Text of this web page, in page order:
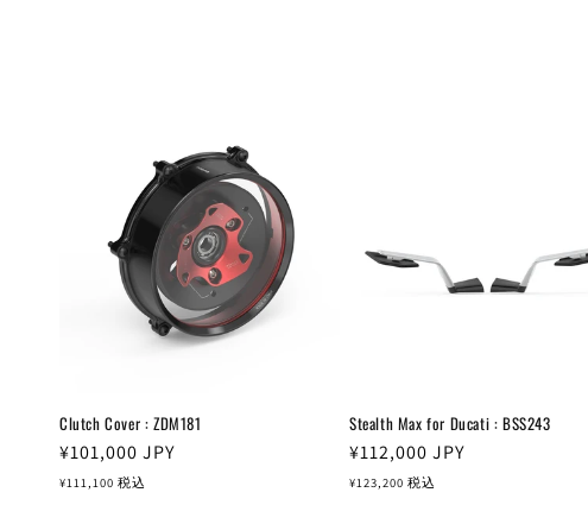
Clutch Cover : ZDM181
通
常
¥101,000 JPY
¥111,100 税込
Stealth Max for Ducati : BSS243
通
常
¥112,000 JPY
¥123,200 税込